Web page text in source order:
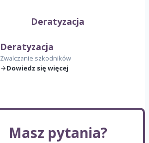
Deratyzacja
Deratyzacja
Zwalczanie szkodników
Dowiedz się więcej
Masz pytania?